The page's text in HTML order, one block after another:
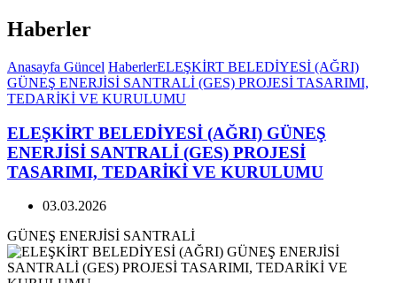
Haberler
Anasayfa Güncel HaberlerELEŞKİRT BELEDİYESİ (AĞRI)
GÜNEŞ ENERJİSİ SANTRALİ (GES) PROJESİ TASARIMI,
TEDARİKİ VE KURULUMU
ELEŞKİRT BELEDİYESİ (AĞRI) GÜNEŞ
ENERJİSİ SANTRALİ (GES) PROJESİ
TASARIMI, TEDARİKİ VE KURULUMU
03.03.2026
GÜNEŞ ENERJİSİ SANTRALİ